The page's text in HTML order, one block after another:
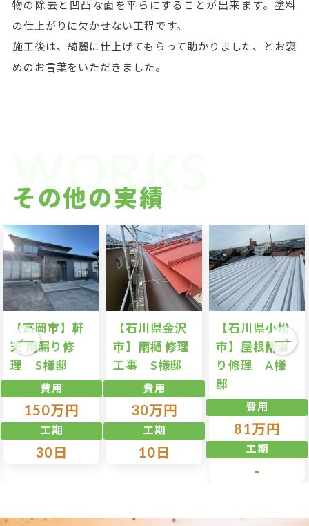
物の除去と凹凸な面を平らにすることが出来ます。塗料
の仕上がりに欠かせない工程です。
施工後は、綺麗に仕上げてもらって助かりました、とお褒
めのお言葉をいただきました。
WORKS
その他の実績
【高岡市】軒
天 雨漏り修
理 S様邸
費用
150万円
工期
30日
【石川県金沢
市】雨樋 修理
工事 S様邸
費用
30万円
工期
10日
【石川県小松
市】屋根雨漏
り修理 A様
邸
費用
81万円
工期
-